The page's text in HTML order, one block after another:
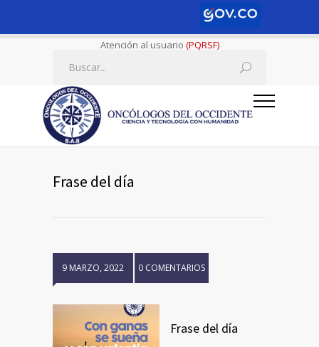
Atención al usuario (PQRSF)
Frase del día
9 MARZO, 2022 0 COMENTARIOS
Frase del día